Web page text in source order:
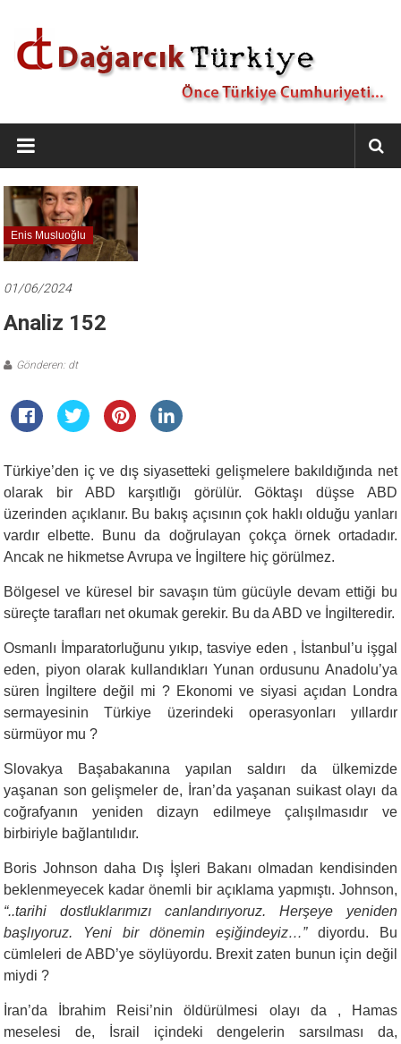
Dağarcık
Türkiye
Önce
Türkiye
Cumhuriyeti…
Enis Musluoğlu
01/06/2024
Analiz 152
Gönderen: dt
Türkiye’den iç ve dış siyasetteki gelişmelere bakıldığında net
olarak bir ABD karşıtlığı görülür. Göktaşı düşse ABD
üzerinden açıklanır. Bu bakış açısının çok haklı olduğu yanları
vardır elbette. Bunu da doğrulayan çokça örnek ortadadır.
Ancak ne hikmetse Avrupa ve İngiltere hiç görülmez.
Bölgesel ve küresel bir savaşın tüm gücüyle devam ettiği bu
süreçte tarafları net okumak gerekir. Bu da ABD ve İngilteredir.
Osmanlı İmparatorluğunu yıkıp, tasviye eden , İstanbul’u işgal
eden, piyon olarak kullandıkları Yunan ordusunu Anadolu’ya
süren İngiltere değil mi ? Ekonomi ve siyasi açıdan Londra
sermayesinin Türkiye üzerindeki operasyonları yıllardır
sürmüyor mu ?
Slovakya Başabakanına yapılan saldırı da ülkemizde
yaşanan son gelişmeler de, İran’da yaşanan suikast olayı da
coğrafyanın yeniden dizayn edilmeye çalışılmasıdır ve
birbiriyle bağlantılıdır.
Boris Johnson daha Dış İşleri Bakanı olmadan kendisinden
beklenmeyecek kadar önemli bir açıklama yapmıştı. Johnson,
“..tarihi dostluklarımızı canlandırıyoruz. Herşeye yeniden
başlıyoruz. Yeni bir dönemin eşiğindeyiz…” diyordu. Bu
cümleleri de ABD’ye söylüyordu. Brexit zaten bunun için değil
miydi ?
İran’da İbrahim Reisi’nin öldürülmesi olayı da , Hamas
meselesi de, İsrail içindeki dengelerin sarsılması da,